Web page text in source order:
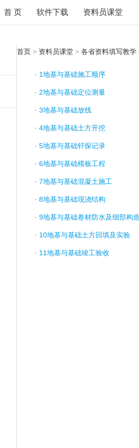
首 页 软件下载 资料员课堂
首页 > 资料员课堂 > 各省资料填写教学
· 1地基与基础施工顺序
· 2地基与基础定位测量
· 3地基与基础放线
· 4地基与基础土方开挖
· 5地基与基础钎探记录
· 6地基与基础模板工程
· 7地基与基础混凝土施工
· 8地基与基础现浇结构
· 9地基与基础卷材防水及细部构
· 10地基与基础土方回填及实验
· 11地基与基础竣工验收